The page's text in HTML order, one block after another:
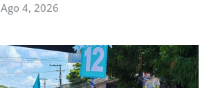
Ago 4, 2026